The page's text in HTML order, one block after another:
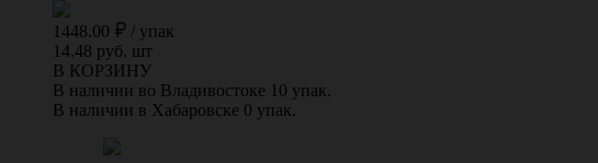
1448.00 / упак
14.48 руб. шт
В КОРЗИНУ
В наличии во Владивостоке 10 упак.
В наличии в Хабаровске 0 упак.